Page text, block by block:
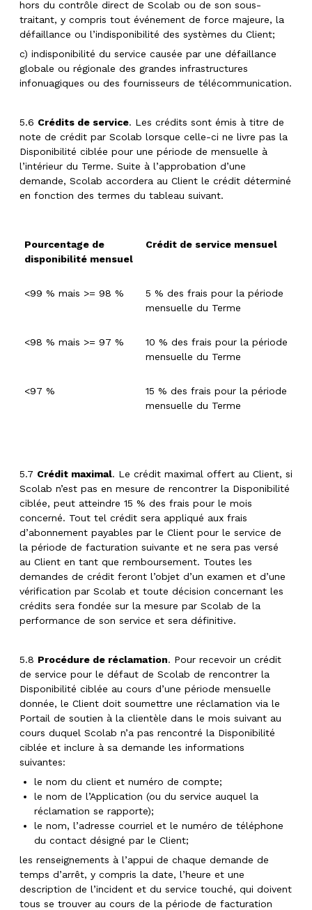
hors du contrôle direct de Scolab ou de son sous-
traitant, y compris tout événement de force majeure, la
défaillance ou l’indisponibilité des systèmes du Client;
c) indisponibilité du service causée par une défaillance
globale ou régionale des grandes infrastructures
infonuagiques ou des fournisseurs de télécommunication.
5.6 Crédits de service. Les crédits sont émis à titre de
note de crédit par Scolab lorsque celle-ci ne livre pas la
Disponibilité ciblée pour une période de mensuelle à
l’intérieur du Terme. Suite à l’approbation d’une
demande, Scolab accordera au Client le crédit déterminé
en fonction des termes du tableau suivant.
Pourcentage de
disponibilité mensuel
Crédit de service mensuel
<99 % mais >= 98 %
5 % des frais pour la période
mensuelle du Terme
<98 % mais >= 97 %
10 % des frais pour la période
mensuelle du Terme
<97 %
15 % des frais pour la période
mensuelle du Terme
5.7 Crédit maximal. Le crédit maximal offert au Client, si
Scolab n’est pas en mesure de rencontrer la Disponibilité
ciblée, peut atteindre 15 % des frais pour le mois
concerné. Tout tel crédit sera appliqué aux frais
d’abonnement payables par le Client pour le service de
la période de facturation suivante et ne sera pas versé
au Client en tant que remboursement. Toutes les
demandes de crédit feront l’objet d’un examen et d’une
vérification par Scolab et toute décision concernant les
crédits sera fondée sur la mesure par Scolab de la
performance de son service et sera définitive.
5.8 Procédure de réclamation. Pour recevoir un crédit
de service pour le défaut de Scolab de rencontrer la
Disponibilité ciblée au cours d’une période mensuelle
donnée, le Client doit soumettre une réclamation via le
Portail de soutien à la clientèle dans le mois suivant au
cours duquel Scolab n’a pas rencontré la Disponibilité
ciblée et inclure à sa demande les informations
suivantes:
le nom du client et numéro de compte;
le nom de l’Application (ou du service auquel la
réclamation se rapporte);
le nom, l’adresse courriel et le numéro de téléphone
du contact désigné par le Client;
les renseignements à l’appui de chaque demande de
temps d’arrêt, y compris la date, l’heure et une
description de l’incident et du service touché, qui doivent
tous se trouver au cours de la période de facturation